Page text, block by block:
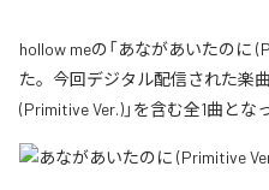
hollow meの「あながあいたのに
た。今回デジタル配信された楽
(Primitive Ver.)」を含む全1曲とな